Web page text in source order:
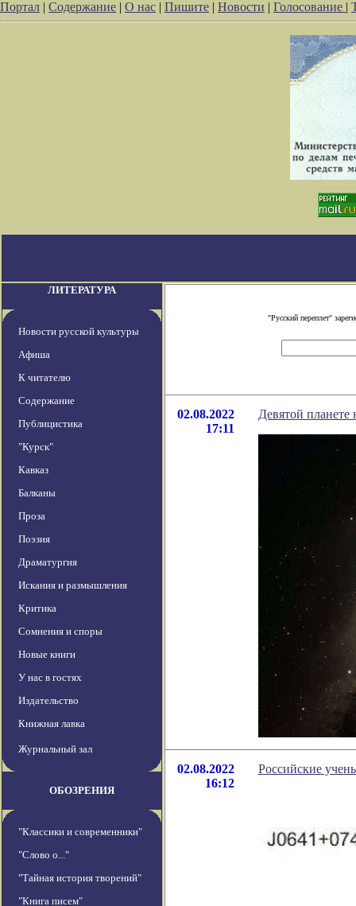
Портал | Содержание | О нас | Пишите | Новости | Голосование |
ЛИТЕРАТУРА
Новости русской культуры
Афиша
К читателю
Содержание
Публицистика
"Курск"
Кавказ
Балканы
Проза
Поэзия
Драматургия
Искания и размышления
Критика
Сомнения и споры
Новые книги
У нас в гостях
Издательство
Книжная лавка
Журнальный зал
ОБОЗРЕНИЯ
"Классики и современники"
"Слово о..."
"Тайная история творений"
"Книга писем"
"Русский переплет"
02.08.2022
17:11
Девятой планете
02.08.2022
16:12
Российские